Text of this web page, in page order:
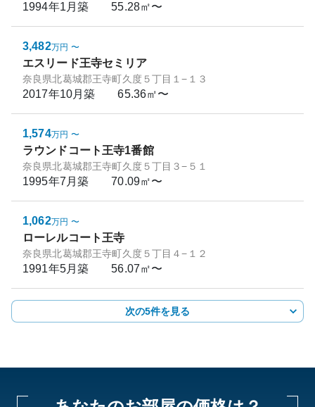
1994年1月築 55.28㎡〜
3,482万円 〜
エスリード王寺セミリア
奈良県北葛城郡王寺町久度５丁目１−１３
2017年10月築 65.36㎡〜
1,574万円 〜
ラウンドコート王寺1番館
奈良県北葛城郡王寺町久度５丁目３−５１
1995年7月築 70.09㎡〜
1,062万円 〜
ローレルコート王寺
奈良県北葛城郡王寺町久度５丁目４−１２
1991年5月築 56.07㎡〜
次の5件を見る